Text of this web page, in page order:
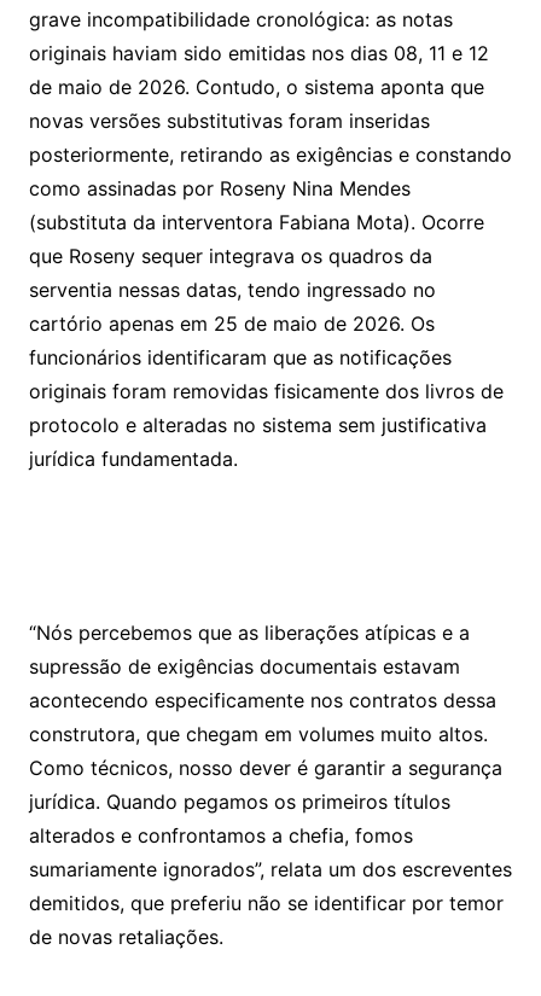
grave incompatibilidade cronológica: as notas
originais haviam sido emitidas nos dias 08, 11 e 12
de maio de 2026. Contudo, o sistema aponta que
novas versões substitutivas foram inseridas
posteriormente, retirando as exigências e constando
como assinadas por Roseny Nina Mendes
(substituta da interventora Fabiana Mota). Ocorre
que Roseny sequer integrava os quadros da
serventia nessas datas, tendo ingressado no
cartório apenas em 25 de maio de 2026. Os
funcionários identificaram que as notificações
originais foram removidas fisicamente dos livros de
protocolo e alteradas no sistema sem justificativa
jurídica fundamentada.
“Nós percebemos que as liberações atípicas e a
supressão de exigências documentais estavam
acontecendo especificamente nos contratos dessa
construtora, que chegam em volumes muito altos.
Como técnicos, nosso dever é garantir a segurança
jurídica. Quando pegamos os primeiros títulos
alterados e confrontamos a chefia, fomos
sumariamente ignorados”, relata um dos escreventes
demitidos, que preferiu não se identificar por temor
de novas retaliações.